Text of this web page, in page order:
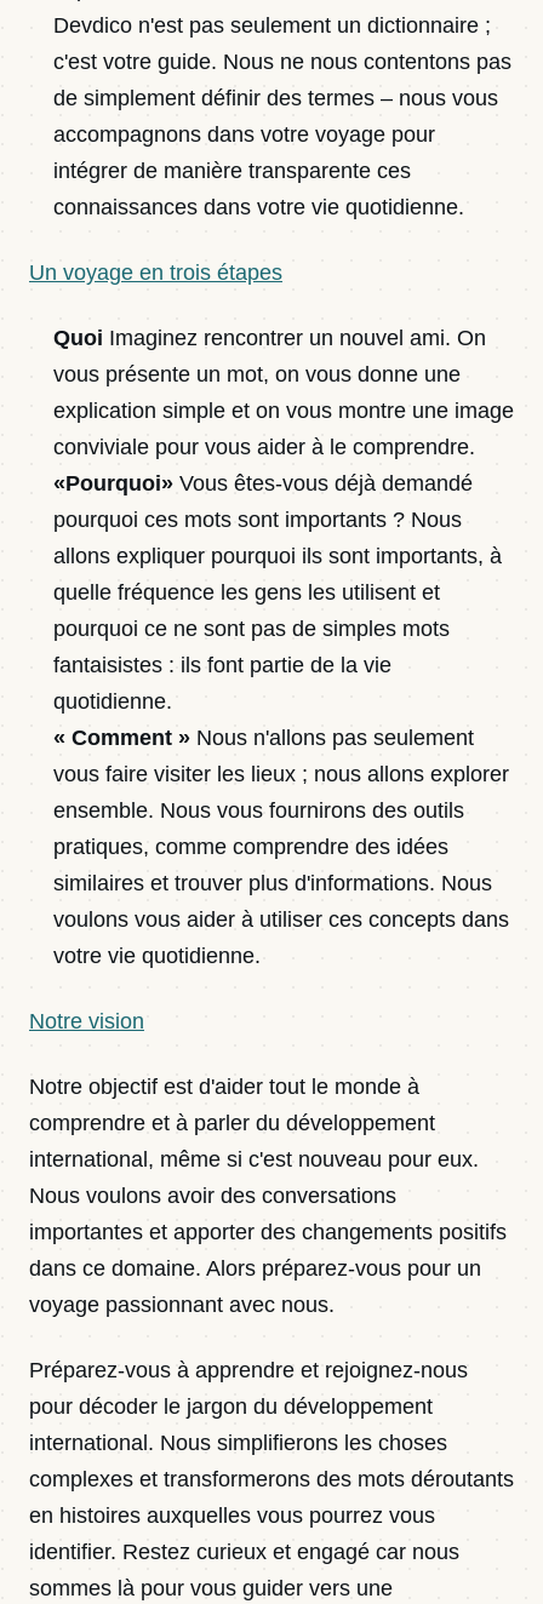
Devdico n'est pas seulement un dictionnaire ;
c'est votre guide. Nous ne nous contentons pas
de simplement définir des termes – nous vous
accompagnons dans votre voyage pour
intégrer de manière transparente ces
connaissances dans votre vie quotidienne.
Un voyage en trois étapes
Quoi Imaginez rencontrer un nouvel ami. On
vous présente un mot, on vous donne une
explication simple et on vous montre une image
conviviale pour vous aider à le comprendre.
«Pourquoi» Vous êtes-vous déjà demandé
pourquoi ces mots sont importants ? Nous
allons expliquer pourquoi ils sont importants, à
quelle fréquence les gens les utilisent et
pourquoi ce ne sont pas de simples mots
fantaisistes : ils font partie de la vie
quotidienne.
« Comment » Nous n'allons pas seulement
vous faire visiter les lieux ; nous allons explorer
ensemble. Nous vous fournirons des outils
pratiques, comme comprendre des idées
similaires et trouver plus d'informations. Nous
voulons vous aider à utiliser ces concepts dans
votre vie quotidienne.
Notre vision
Notre objectif est d'aider tout le monde à
comprendre et à parler du développement
international, même si c'est nouveau pour eux.
Nous voulons avoir des conversations
importantes et apporter des changements positifs
dans ce domaine. Alors préparez-vous pour un
voyage passionnant avec nous.
Préparez-vous à apprendre et rejoignez-nous
pour décoder le jargon du développement
international. Nous simplifierons les choses
complexes et transformerons des mots déroutants
en histoires auxquelles vous pourrez vous
identifier. Restez curieux et engagé car nous
sommes là pour vous guider vers une